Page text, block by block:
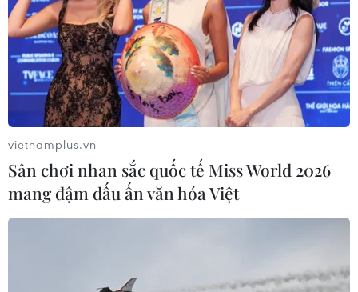
vietnamplus.vn
Sân chơi nhan sắc quốc tế Miss World 2026
mang đậm dấu ấn văn hóa Việt